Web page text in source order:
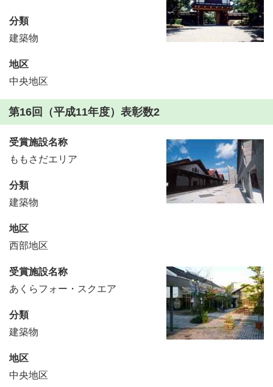
分類
建築物
地区
中央地区
第16回（平成11年度）表彰数2
受賞施設名称
ももさだエリア
分類
建築物
地区
西部地区
受賞施設名称
あくらフォー・スクエア
分類
建築物
地区
中央地区